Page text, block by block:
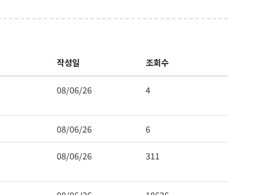
작성일 조회수
08/06/26 4
08/06/26 6
08/06/26 311